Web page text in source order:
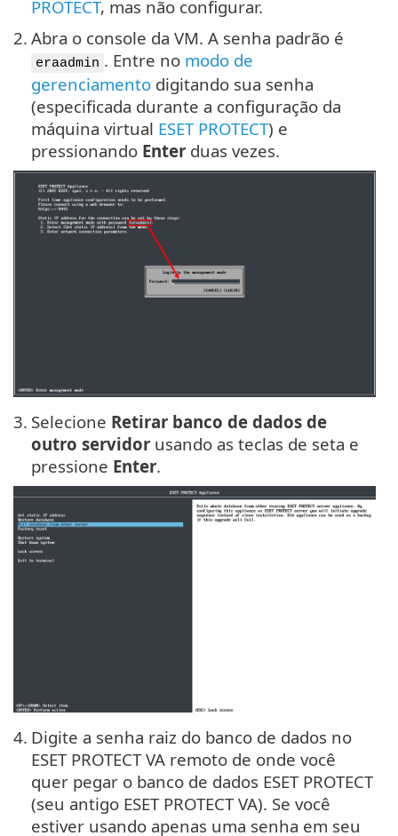
PROTECT, mas não configurar.
2. Abra o console da VM. A senha padrão é
eraadmin . Entre no modo de
gerenciamento digitando sua senha
(especificada durante a configuração da
máquina virtual ESET PROTECT) e
pressionando Enter duas vezes.
3. Selecione Retirar banco de dados de
outro servidor usando as teclas de seta e
pressione Enter.
4. Digite a senha raiz do banco de dados no
ESET PROTECT VA remoto de onde você
quer pegar o banco de dados ESET PROTECT
(seu antigo ESET PROTECT VA). Se você
estiver usando apenas uma senha em seu